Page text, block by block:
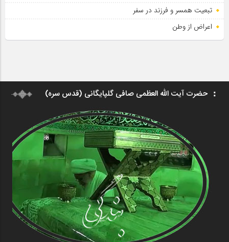
تبعیت همسر و فرزند در سفر
اعراض از وطن
حضرت آیت الله العظمی صافی گلپایگانی (قدس سره)